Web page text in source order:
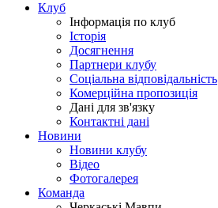
Клуб
Інформація по клуб
Історія
Досягнення
Партнери клубу
Соціальна відповідальність
Комерційна пропозиція
Дані для зв'язку
Контактні дані
Новини
Новини клубу
Відео
Фотогалерея
Команда